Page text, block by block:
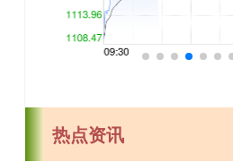
热点资讯